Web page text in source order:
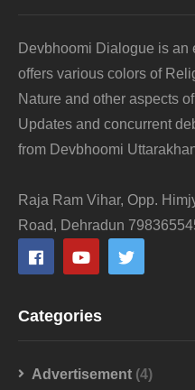
Devbhoomi Dialogue is
offers various colors of
Nature and other aspects
Updates and concurrent
from Devbhoomi
Raja Ram Vihar, Opp.
Road, Dehradun
Categories
Advertisement (4)